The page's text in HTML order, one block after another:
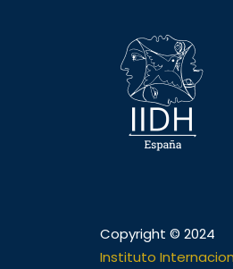
Copyright © 2024
Instituto